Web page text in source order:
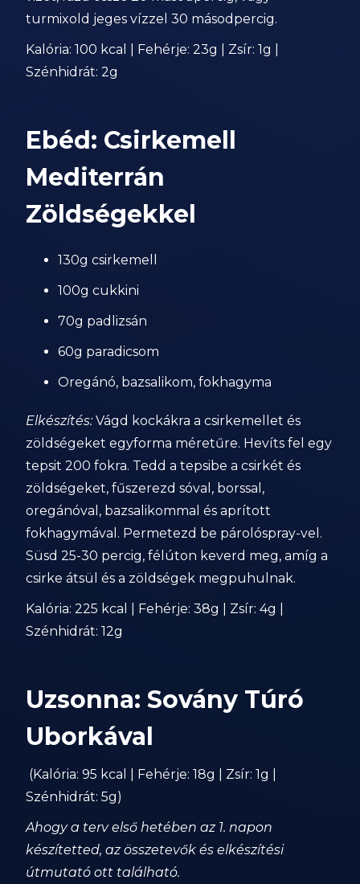
turmixold jeges vízzel 30 másodpercig.
Kalória: 100 kcal | Fehérje: 23g | Zsír: 1g |
Szénhidrát: 2g
Ebéd: Csirkemell
Mediterrán
Zöldségekkel
130g csirkemell
100g cukkini
70g padlizsán
60g paradicsom
Oregánó, bazsalikom, fokhagyma
Elkészítés: Vágd kockákra a csirkemellet és
zöldségeket egyforma méretűre. Hevíts fel egy
tepsit 200 fokra. Tedd a tepsibe a csirkét és
zöldségeket, fűszerezd sóval, borssal,
oregánóval, bazsalikommal és aprított
fokhagymával. Permetezd be párolóspray-vel.
Süsd 25-30 percig, félúton keverd meg, amíg a
csirke átsül és a zöldségek megpuhulnak.
Kalória: 225 kcal | Fehérje: 38g | Zsír: 4g |
Szénhidrát: 12g
Uzsonna: Sovány Túró
Uborkával
(Kalória: 95 kcal | Fehérje: 18g | Zsír: 1g |
Szénhidrát: 5g)
Ahogy a terv első hetében az 1. napon
készítetted, az összetevők és elkészítési
útmutató ott található.